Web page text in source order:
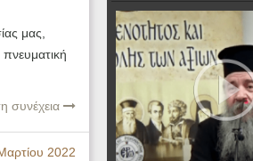
μας,
πνευματική
συνέχεια
2022